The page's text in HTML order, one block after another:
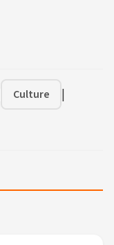
Culture |